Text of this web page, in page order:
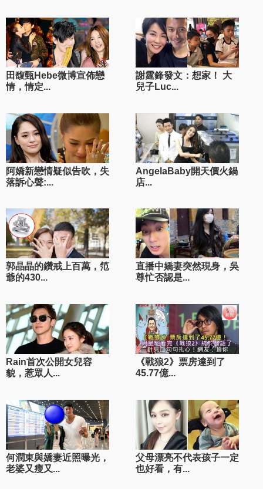
田馥甄Hebe微博宣佈戀
情，情定...
謝霆鋒發文：想家！ 大
兒子Luc...
阿嬌新戀情疑似告吹，失
落訴心聲:...
AngelaBaby開天價火鍋
店...
郭晶晶的鑽戒上百萬，笵
爺的430...
直播中嬌妻突然現身，吳
尊忙否認是...
Rain首次公開女兒容
貌，惹眾人...
《戰狼2》票房達到了
45.77億...
何潤東與嬌妻近照曝光，
老婆又瘦又...
父母漂亮不代表孩子一定
也好看，有...